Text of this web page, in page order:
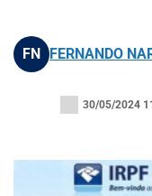
FN FERNANDO
30/05/2024